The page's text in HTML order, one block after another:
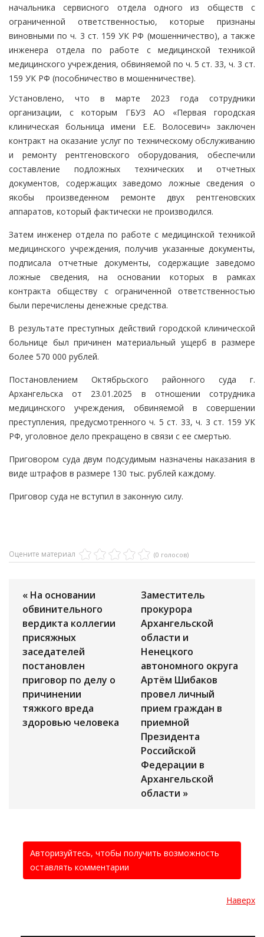
начальника сервисного отдела одного из обществ с
ограниченной ответственностью, которые признаны
виновными по ч. 3 ст. 159 УК РФ (мошенничество), а также
инженера отдела по работе с медицинской техникой
медицинского учреждения, обвиняемой по ч. 5 ст. 33, ч. 3 ст.
159 УК РФ (пособничество в мошенничестве).
Установлено, что в марте 2023 года сотрудники
организации, с которым ГБУЗ АО «Первая городская
клиническая больница имени Е.Е. Волосевич» заключен
контракт на оказание услуг по техническому обслуживанию
и ремонту рентгеновского оборудования, обеспечили
составление подложных технических и отчетных
документов, содержащих заведомо ложные сведения о
якобы произведенном ремонте двух рентгеновских
аппаратов, который фактически не производился.
Затем инженер отдела по работе с медицинской техникой
медицинского учреждения, получив указанные документы,
подписала отчетные документы, содержащие заведомо
ложные сведения, на основании которых в рамках
контракта обществу с ограниченной ответственностью
были перечислены денежные средства.
В результате преступных действий городской клинической
больнице был причинен материальный ущерб в размере
более 570 000 рублей.
Постановлением Октябрьского районного суда г.
Архангельска от 23.01.2025 в отношении сотрудника
медицинского учреждения, обвиняемой в совершении
преступления, предусмотренного ч. 5 ст. 33, ч. 3 ст. 159 УК
РФ, уголовное дело прекращено в связи с ее смертью.
Приговором суда двум подсудимым назначены наказания в
виде штрафов в размере 130 тыс. рублей каждому.
Приговор суда не вступил в законную силу.
Оцените материал (0 голосов)
« На основании
обвинительного
вердикта коллегии
присяжных
заседателей
постановлен
приговор по делу о
причинении
тяжкого вреда
здоровью человека
Заместитель
прокурора
Архангельской
области и
Ненецкого
автономного округа
Артём Шибаков
провел личный
прием граждан в
приемной
Президента
Российской
Федерации в
Архангельской
области »
Авторизуйтесь, чтобы получить возможность
оставлять комментарии
Наверх